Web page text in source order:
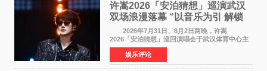
许嵩2026「安泊猜想」巡演武汉
双场浪漫落幕 “以音乐为引 解锁
江城记忆”
2026年7月31日、8月2日两晚，许嵩
2026「安泊猜想」巡回演唱会于武汉体育中心主
体育场盛大开唱。许嵩与数万歌迷在此相聚，从
浪漫惬意的舞台设计到充满诚意与惊喜的现场互
动，共同开启了一场关于
娱乐评论